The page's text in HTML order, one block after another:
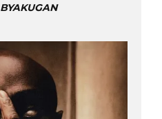
BYAKUGAN